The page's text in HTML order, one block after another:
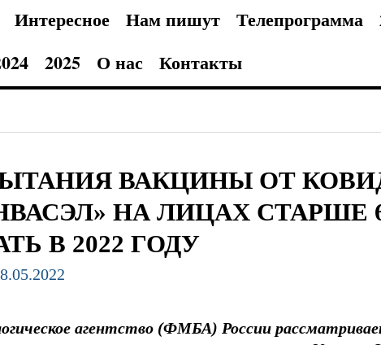
Интересное Нам пишут Телепрограмма
2025 О нас Контакты
ВАКЦИНЫ ОТ
НА ЛИЦАХ СТАРШЕ
В 2022 ГОДУ
агентство (ФМБА) России